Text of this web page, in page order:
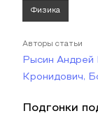
Физика
Авторы статьи
Рысин Андрей
Кронидович,
Подгонки